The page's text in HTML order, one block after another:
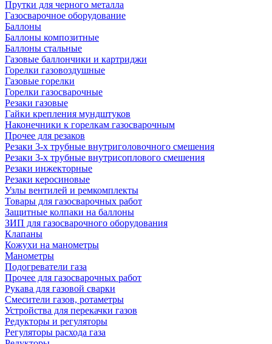
Прутки для черного металла
Газосварочное оборудование
Баллоны
Баллоны композитные
Баллоны стальные
Газовые баллончики и картриджи
Горелки газовоздушные
Газовые горелки
Горелки газосварочные
Резаки газовые
Гайки крепления мундштуков
Наконечники к горелкам газосварочным
Прочее для резаков
Резаки 3-х трубные внутриголовочного смешения
Резаки 3-х трубные внутрисоплового смешения
Резаки инжекторные
Резаки керосиновые
Узлы вентилей и ремкомплекты
Товары для газосварочных работ
Защитные колпаки на баллоны
ЗИП для газосварочного оборудования
Клапаны
Кожухи на манометры
Манометры
Подогреватели газа
Прочее для газосварочных работ
Рукава для газовой сварки
Смесители газов, ротаметры
Устройства для перекачки газов
Редукторы и регуляторы
Регуляторы расхода газа